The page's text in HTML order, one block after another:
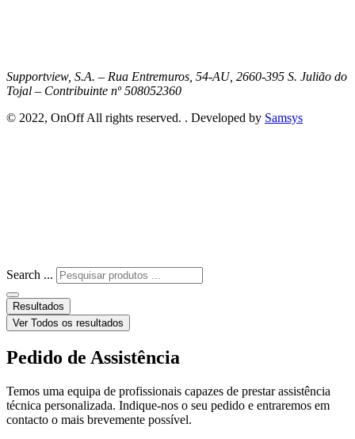
Supportview, S.A. – Rua Entremuros, 54-AU, 2660-395 S. Julião do
Tojal – Contribuinte nº 508052360
© 2022, OnOff All rights reserved. . Developed by Samsys
Search ...
Resultados
Ver Todos os resultados
Pedido de Assistência
Temos uma equipa de profissionais capazes de prestar assistência
técnica personalizada. Indique-nos o seu pedido e entraremos em
contacto o mais brevemente possível.